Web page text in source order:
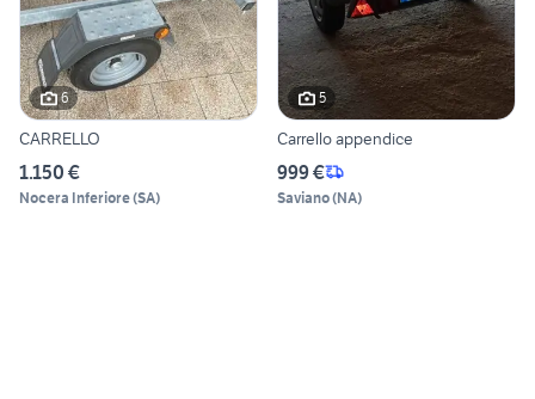
6
CARRELLO
1.150 €
Nocera Inferiore(SA)
5
Carrello appendice
999 €
Saviano(NA)